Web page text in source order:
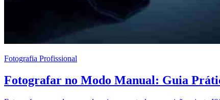
Fotografia Profissional
Fotografar no Modo Manual: Guia